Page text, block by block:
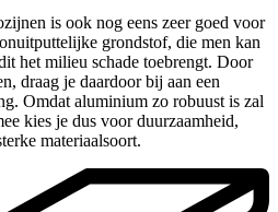
is ook nog eens zeer goed voor
grondstof, die men kan
het milieu schade toebrengt. Door
draag je daardoor bij aan een
Omdat aluminium zo robuust is zal
kies je dus voor duurzaamheid,
materiaalsoort.